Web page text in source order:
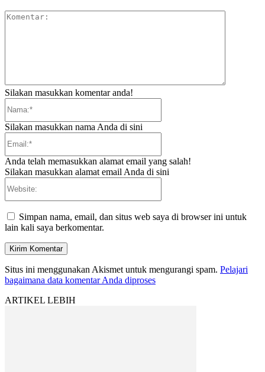
Silakan masukkan komentar anda!
Silakan masukkan nama Anda di sini
Anda telah memasukkan alamat email yang salah!
Silakan masukkan alamat email Anda di sini
Simpan nama, email, dan situs web saya di browser ini untuk
lain kali saya berkomentar.
Situs ini menggunakan Akismet untuk mengurangi spam. Pelajari
bagaimana data komentar Anda diproses
ARTIKEL LEBIH